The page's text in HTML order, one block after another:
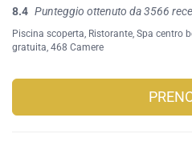
8.4 Punteggio ottenuto da 3566
Piscina scoperta Ristorante Spa centro
gratuita , 468 Camere